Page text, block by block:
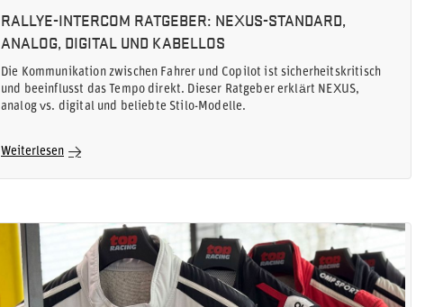
RALLYE-INTERCOM RATGEBER: NEXUS-STANDARD,
ANALOG, DIGITAL UND KABELLOS
Die Kommunikation zwischen Fahrer und Copilot ist sicherheitskritisch
und beeinflusst das Tempo direkt. Dieser Ratgeber erklärt NEXUS,
analog vs. digital und beliebte Stilo-Modelle.
Weiterlesen